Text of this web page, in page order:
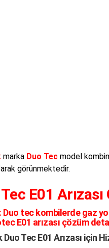
marka Duo Tecmodel
görünmektedir.
E01
Duo tec kombilerde gaz
E01 arızası çözüm
Duo Tec E01 Arızası için